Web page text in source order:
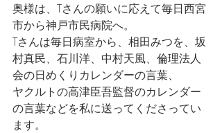
奥様は、Tさんの願いに応えて毎日西宮
市から神戸市民病院へ。
Tさんは毎日病室から、相田みつを、坂
村真民、石川洋、中村天風、倫理法人
会の日めくりカレンダーの言葉、
ヤクルトの高津臣吾監督のカレンダー
の言葉などを私に送ってくださってい
ます。